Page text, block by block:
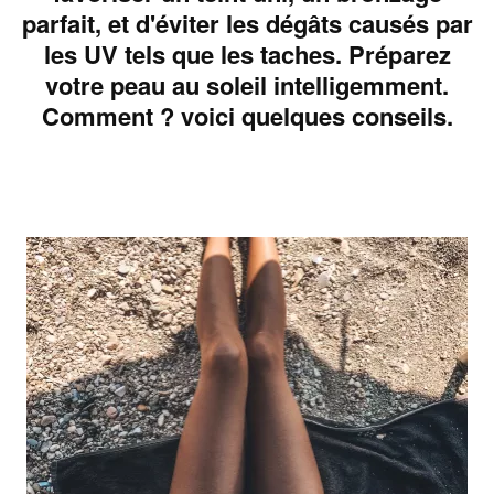
parfait, et d'éviter les dégâts causés par
les UV tels que les taches. Préparez
votre peau au soleil intelligemment.
Comment ? voici quelques conseils.